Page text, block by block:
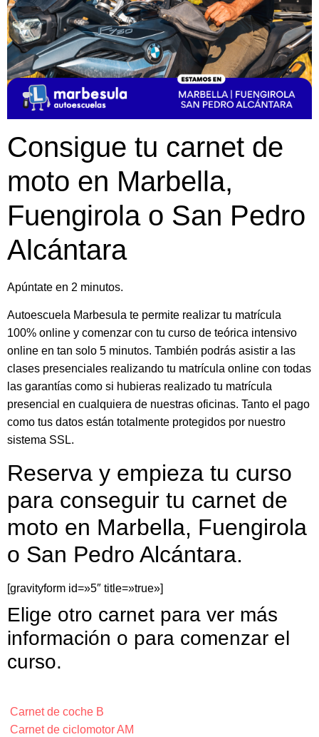
Consigue tu carnet de
moto en Marbella,
Fuengirola o San Pedro
Alcántara
Apúntate en 2 minutos.
Autoescuela Marbesula te permite realizar tu matrícula
100% online y comenzar con tu curso de teórica intensivo
online en tan solo 5 minutos. También podrás asistir a las
clases presenciales realizando tu matrícula online con todas
las garantías como si hubieras realizado tu matrícula
presencial en cualquiera de nuestras oficinas. Tanto el pago
como tus datos están totalmente protegidos por nuestro
sistema SSL.
Reserva y empieza tu curso
para conseguir tu carnet de
moto en Marbella, Fuengirola
o San Pedro Alcántara.
[gravityform id=»5″ title=»true»]
Elige otro carnet para ver más
información o para comenzar el
curso.
Carnet de coche B
Carnet de ciclomotor AM